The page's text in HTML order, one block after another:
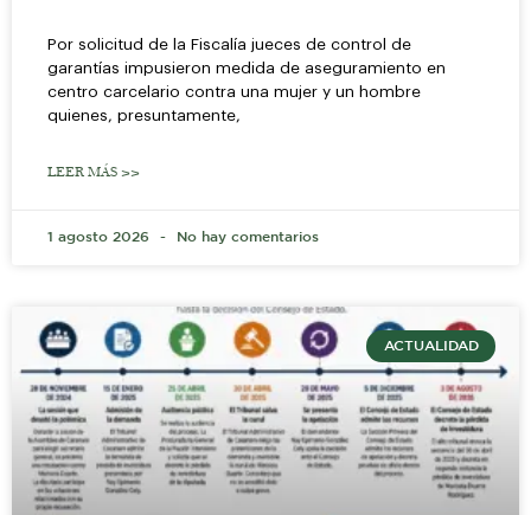
Por solicitud de la Fiscalía jueces de control de
garantías impusieron medida de aseguramiento en
centro carcelario contra una mujer y un hombre
quienes, presuntamente,
LEER MÁS >>
1 agosto 2026 No hay comentarios
ACTUALIDAD